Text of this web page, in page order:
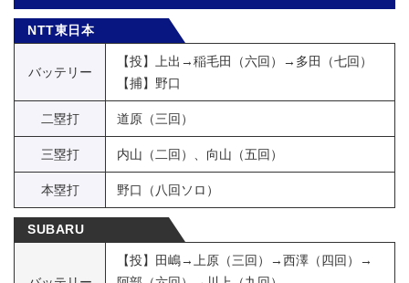
NTT東日本
バッテリー
【投】上出→稲毛田（六回）→多田（七回）
【捕】野口
二塁打 道原（三回）
三塁打 内山（二回）、向山（五回）
本塁打 野口（八回ソロ）
SUBARU
【投】田嶋→上原（三回）→西澤（四回）→